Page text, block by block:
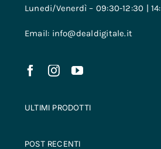
Lunedi/Venerdì – 09:30-12:30 |
Email: info@dealdigitale.it
ULTIMI PRODOTTI
POST RECENTI